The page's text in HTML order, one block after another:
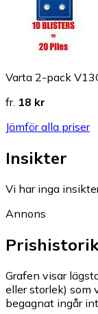
Varta 2-pack
fr. 18 kr
Jämför alla priser
Insikter
Vi har inga
Annons
Grafen visar
eller storlek) som
begagnat ingår